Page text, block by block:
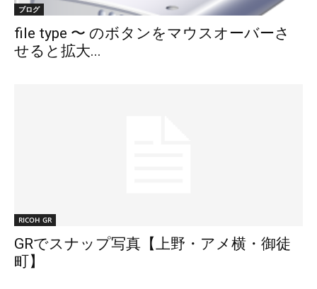
ブログ
file type 〜 のボタンをマウスオーバーさ
せると拡大...
RICOH GR
GRでスナップ写真【上野・アメ横・御徒
町】